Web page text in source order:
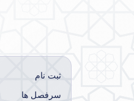
ثبت نام
سرفصل ها